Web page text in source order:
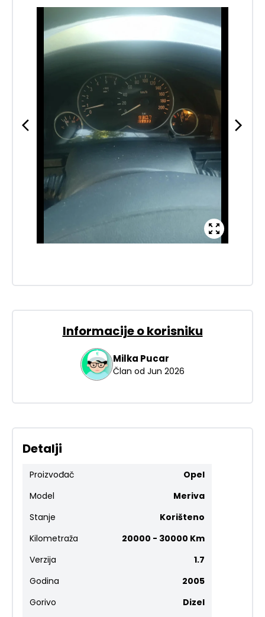
Informacije o korisniku
Milka Pucar
Član od Jun 2026
Detalji
Proizvođač
Opel
Model
Meriva
Stanje
Korišteno
Kilometraža
20000 - 30000 Km
Verzija
1.7
Godina
2005
Gorivo
Dizel